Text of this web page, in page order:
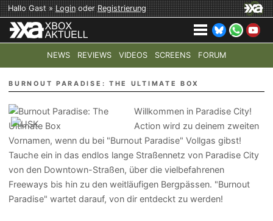
Hallo Gast »LoginoderRegistrierung
NEWS REVIEWS VIDEOS SCREENS FORUM
TOP-THEMEN: COD: MODERN WARFARE 4 HALO:
BURNOUT PARADISE: THE ULTIMATE BOX
Willkommen in Paradise City!
Action wird zu deinem zweiten
Vornamen, wenn du bei "Burnout Paradise" Vollgas gibst!
Tauche ein in das endlos lange Straßennetz von Paradise City
von den Downtown-Straßen, über die vielbefahrenen
Freeways bis hin zu den weitläufigen Bergpässen. "Burnout
Paradise" wartet darauf, von dir entdeckt zu werden!